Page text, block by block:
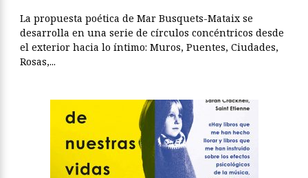
La propuesta poética de Mar Busquets-Mataix se
desarrolla en una serie de círculos concéntricos desde
el exterior hacia lo íntimo: Muros, Puentes, Ciudades,
Rosas,...